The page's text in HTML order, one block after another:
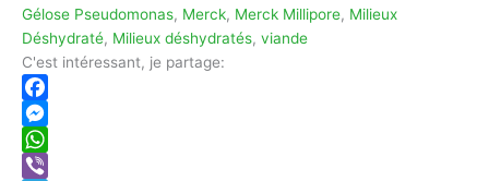
Gélose Pseudomonas, Merck, Merck Millipore, Milieux
Déshydraté, Milieux déshydratés, viande
C'est intéressant, je partage:
Facebook
Messenger
WhatsApp